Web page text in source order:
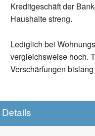
Kreditgeschäft der
Haushalte streng.
Lediglich bei
vergleichsweise hoch.
Verschärfungen